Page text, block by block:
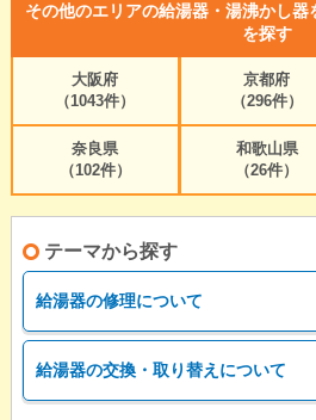
その他のエリアの給湯器・湯沸かし
を探す
大阪府
（1043件）
京都府
（296件）
奈良県
（102件）
和歌山県
（26件）
テーマから探す
給湯器の修理について
給湯器の交換・取り替えについて